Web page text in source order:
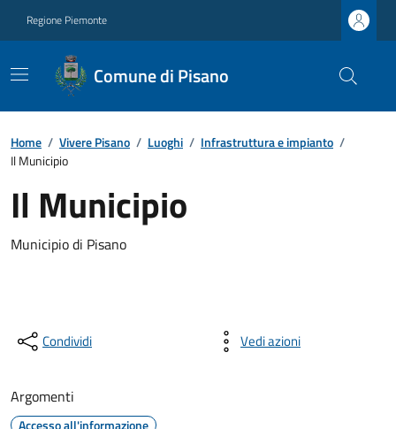
Regione Piemonte
Comune di Pisano
Home / Vivere Pisano / Luoghi / Infrastruttura e impianto /
Il Municipio
Il Municipio
Municipio di Pisano
Condividi Vedi azioni
Argomenti
Accesso all'informazione